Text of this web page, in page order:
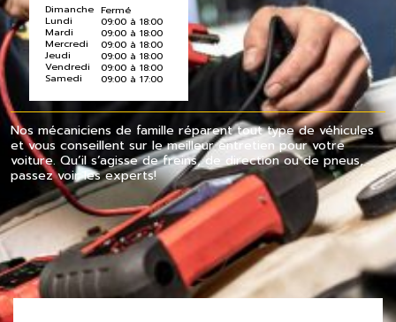
Dimanche Fermé
Lundi 09:00 à 18:00
Mardi 09:00 à 18:00
Mercredi 09:00 à 18:00
Jeudi 09:00 à 18:00
Vendredi 09:00 à 18:00
Samedi 09:00 à 17:00
Nos mécaniciens de famille réparent tout type de véhicules
et vous conseillent sur le meilleur entretien pour votre
voiture. Qu’il s’agisse de freins, de direction ou de pneus,
passez voir les experts!